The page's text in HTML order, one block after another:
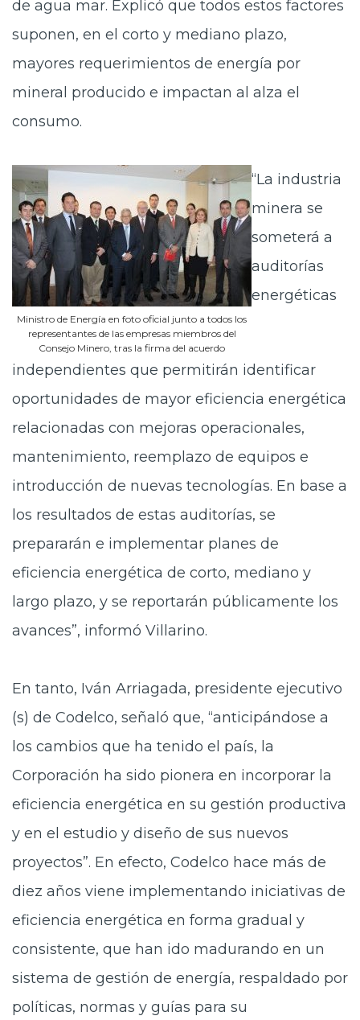
de agua mar. Explicó que todos estos factores
suponen, en el corto y mediano plazo,
mayores requerimientos de energía por
mineral producido e impactan al alza el
consumo.
Ministro de Energía en foto oficial junto a todos los
representantes de las empresas miembros del
Consejo Minero, tras la firma del acuerdo
“La industria
minera se
someterá a
auditorías
energéticas
independientes que permitirán identificar
oportunidades de mayor eficiencia energética
relacionadas con mejoras operacionales,
mantenimiento, reemplazo de equipos e
introducción de nuevas tecnologías. En base a
los resultados de estas auditorías, se
prepararán e implementar planes de
eficiencia energética de corto, mediano y
largo plazo, y se reportarán públicamente los
avances”, informó Villarino.
En tanto, Iván Arriagada, presidente ejecutivo
(s) de Codelco, señaló que, “anticipándose a
los cambios que ha tenido el país, la
Corporación ha sido pionera en incorporar la
eficiencia energética en su gestión productiva
y en el estudio y diseño de sus nuevos
proyectos”. En efecto, Codelco hace más de
diez años viene implementando iniciativas de
eficiencia energética en forma gradual y
consistente, que han ido madurando en un
sistema de gestión de energía, respaldado por
políticas, normas y guías para su